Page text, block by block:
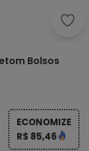
Bolsos
ECONOMIZE
R$ 85,46